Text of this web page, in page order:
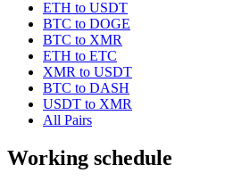
ETH to USDT
BTC to DOGE
BTC to XMR
ETH to ETC
XMR to USDT
BTC to DASH
USDT to XMR
All Pairs
Working schedule